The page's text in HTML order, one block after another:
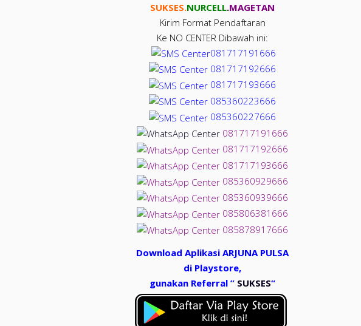
SUKSES.NURCELL.MAGETAN
Kirim Format Pendaftaran
Ke NO CENTER Dibawah ini:
081717191666
081717192666
081717193666
085360223666
085360227666
081717191666
081717192666
081717193666
085360929666
085360939666
085806381666
085878917666
Download Aplikasi ARJUNA PULSA
di Playstore,
gunakan Referral ” SUKSES“